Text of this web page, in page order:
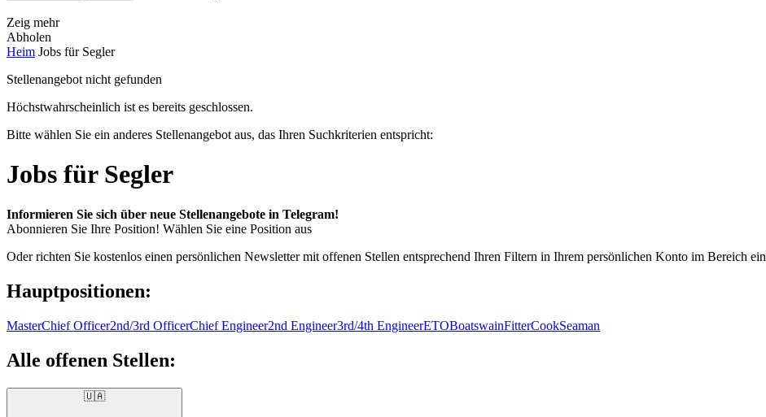
Zeig mehr
Abholen
Heim Jobs für Segler
Stellenangebot nicht gefunden
Höchstwahrscheinlich ist es bereits geschlossen.
Bitte wählen Sie ein anderes Stellenangebot aus, das Ihren Suchkriterien entspricht:
Jobs für Segler
Informieren Sie sich über neue Stellenangebote in Telegram!
Abonnieren Sie Ihre Position! Wählen Sie eine Position aus
Oder richten Sie kostenlos einen persönlichen Newsletter mit offenen Stellen entsprechend Ihren Filtern in Ihrem persönlichen Konto im Bereich ein
Hauptpositionen:
MasterChief Officer2nd/3rd OfficerChief Engineer2nd Engineer3rd/4th EngineerETOBoatswainFitterCookSeaman
Alle offenen Stellen:
🇺🇦